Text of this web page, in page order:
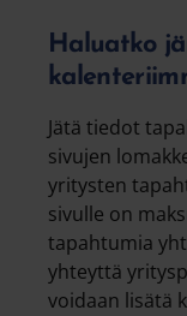
Haluatko
Jätä tiedot
sivujen
yritysten
sivulle on
tapahtumia
yhteyttä
voidaan lisätä